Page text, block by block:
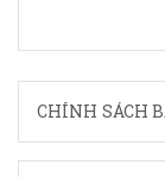
CHÍNH SÁCH